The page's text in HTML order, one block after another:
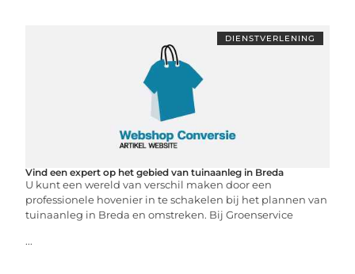
DIENSTVERLENING
Vind een expert op het gebied van tuinaanleg in Breda
U kunt een wereld van verschil maken door een
professionele hovenier in te schakelen bij het plannen van
tuinaanleg in Breda en omstreken. Bij Groenservice
...